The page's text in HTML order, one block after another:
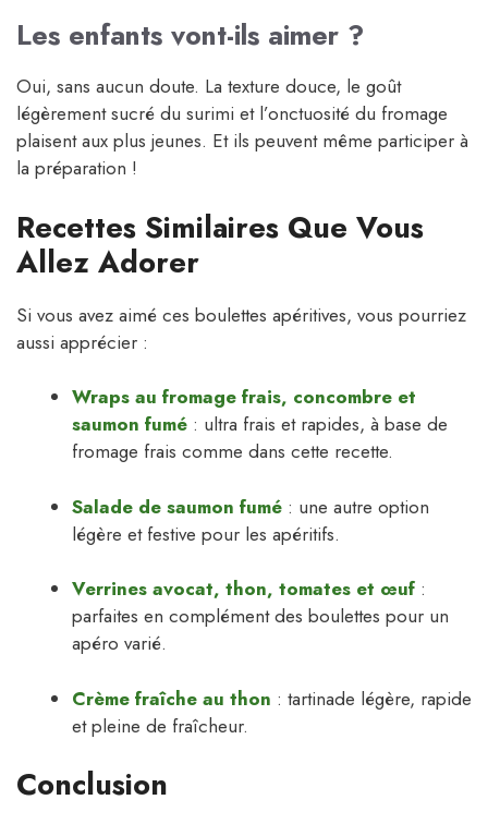
Les enfants vont-ils aimer ?
Oui, sans aucun doute. La texture douce, le goût
légèrement sucré du surimi et l’onctuosité du fromage
plaisent aux plus jeunes. Et ils peuvent même participer à
la préparation !
Recettes Similaires Que Vous
Allez Adorer
Si vous avez aimé ces boulettes apéritives, vous pourriez
aussi apprécier :
Wraps au fromage frais, concombre et
saumon fumé : ultra frais et rapides, à base de
fromage frais comme dans cette recette.
Salade de saumon fumé : une autre option
légère et festive pour les apéritifs.
Verrines avocat, thon, tomates et œuf :
parfaites en complément des boulettes pour un
apéro varié.
Crème fraîche au thon : tartinade légère, rapide
et pleine de fraîcheur.
Conclusion